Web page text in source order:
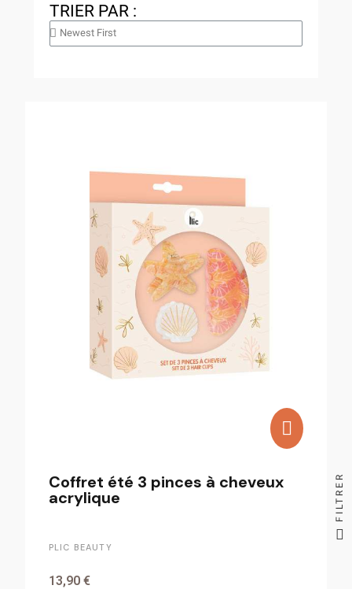
TRIER PAR :
Coffret été 3 pinces à cheveux
acrylique
PLIC BEAUTY
13,90 €
FILTRER